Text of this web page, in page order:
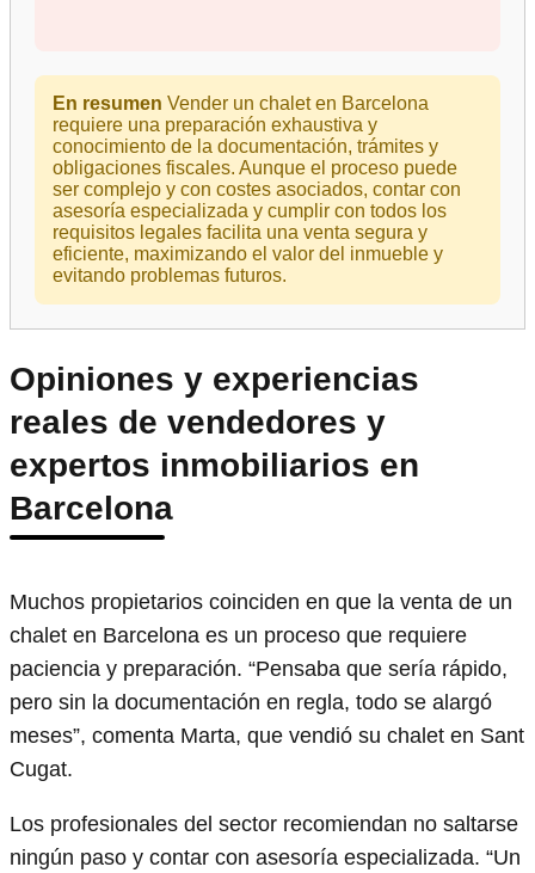
En resumen Vender un chalet en Barcelona
requiere una preparación exhaustiva y
conocimiento de la documentación, trámites y
obligaciones fiscales. Aunque el proceso puede
ser complejo y con costes asociados, contar con
asesoría especializada y cumplir con todos los
requisitos legales facilita una venta segura y
eficiente, maximizando el valor del inmueble y
evitando problemas futuros.
Opiniones y experiencias
reales de vendedores y
expertos inmobiliarios en
Barcelona
Muchos propietarios coinciden en que la venta de un
chalet en Barcelona es un proceso que requiere
paciencia y preparación. “Pensaba que sería rápido,
pero sin la documentación en regla, todo se alargó
meses”, comenta Marta, que vendió su chalet en Sant
Cugat.
Los profesionales del sector recomiendan no saltarse
ningún paso y contar con asesoría especializada. “Un